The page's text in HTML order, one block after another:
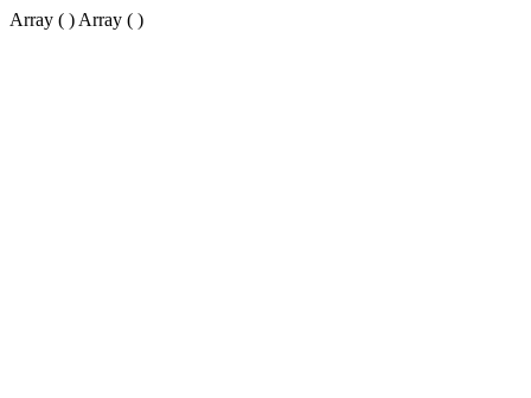
Array ( ) Array ( )